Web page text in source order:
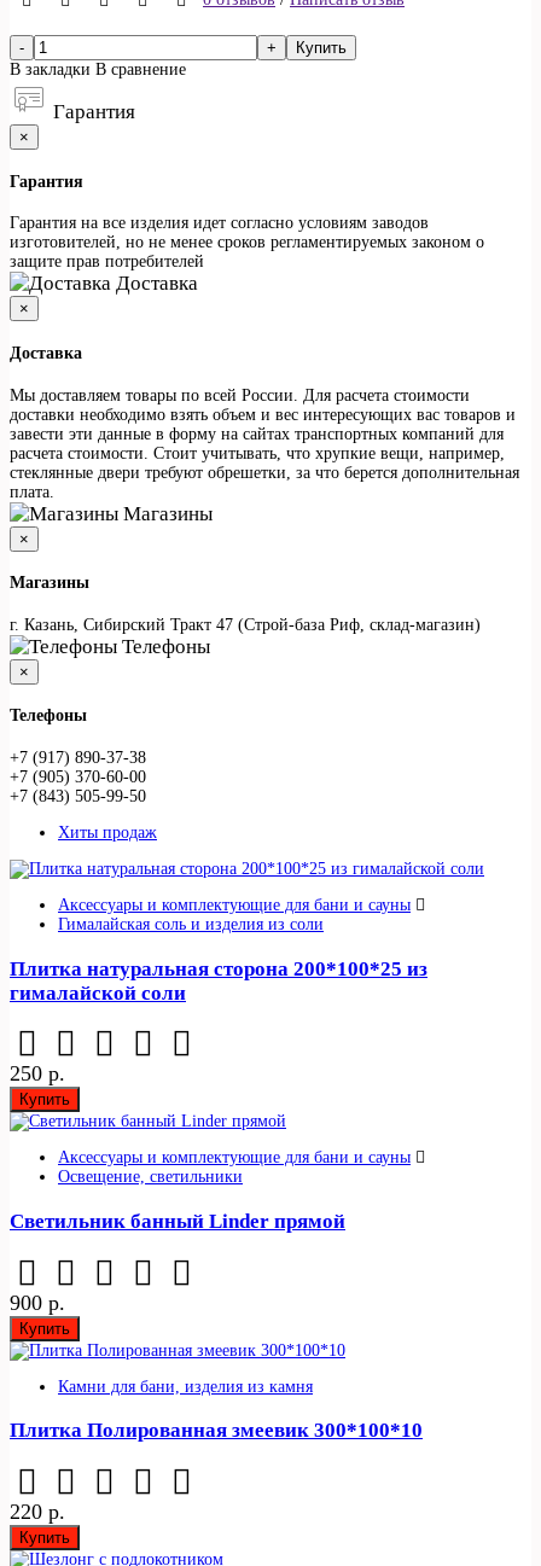
Купить
В закладки В сравнение
Гарантия
×
Гарантия
Гарантия на все изделия идет согласно условиям заводов
изготовителей, но не менее сроков регламентируемых законом о
защите прав потребителей
Доставка
×
Доставка
Мы доставляем товары по всей России. Для расчета стоимости
доставки необходимо взять объем и вес интересующих вас товаров и
завести эти данные в форму на сайтах транспортных компаний для
расчета стоимости. Стоит учитывать, что хрупкие вещи, например,
стеклянные двери требуют обрешетки, за что берется дополнительная
плата.
Магазины
×
Магазины
г. Казань, Сибирский Тракт 47 (Строй-база Риф, склад-магазин)
Телефоны
×
Телефоны
+7 (917) 890-37-38
+7 (905) 370-60-00
+7 (843) 505-99-50
Хиты продаж
Аксессуары и комплектующие для бани и сауны
Гималайская соль и изделия из соли
Плитка натуральная сторона 200*100*25 из
гималайской соли
250 р.
Купить
Аксессуары и комплектующие для бани и сауны
Освещение, светильники
Светильник банный Linder прямой
900 р.
Купить
Камни для бани, изделия из камня
Плитка Полированная змеевик 300*100*10
220 р.
Купить